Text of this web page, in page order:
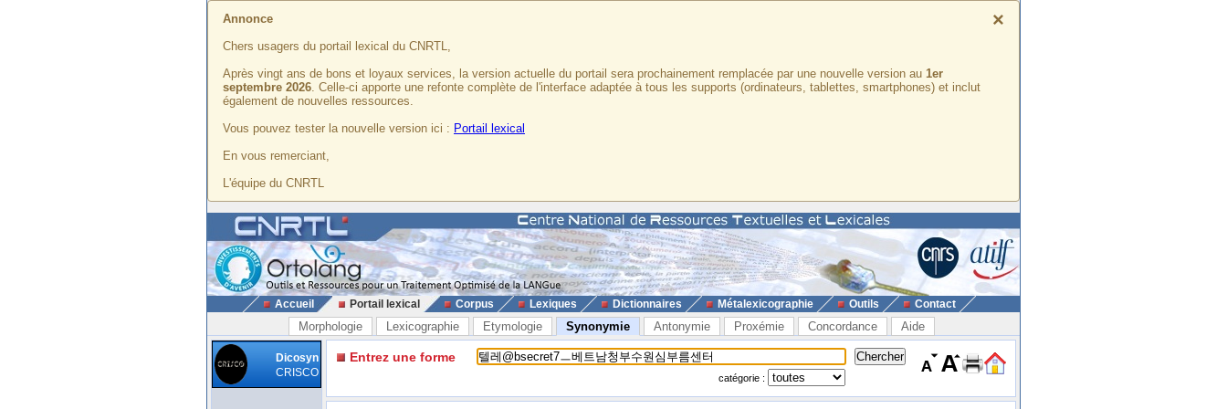
×
Annonce
Chers usagers du portail lexical du CNRTL,
Après vingt ans de bons et loyaux services, la version actuelle du portail sera prochainement remplacée par une nouvelle version au 1er
septembre 2026. Celle-ci apporte une refonte complète de l'interface adaptée à tous les supports (ordinateurs, tablettes, smartphones) et inclut
également de nouvelles ressources.
Vous pouvez tester la nouvelle version ici : Portail lexical
En vous remerciant,
L'équipe du CNRTL
Accueil Portail lexical Corpus Lexiques Dictionnaires Métalexicographie Outils Contact
Morphologie Lexicographie Etymologie Synonymie Antonymie Proxémie Concordance Aide
Dicosyn
CRISCO
Entrez une forme
catégorie :